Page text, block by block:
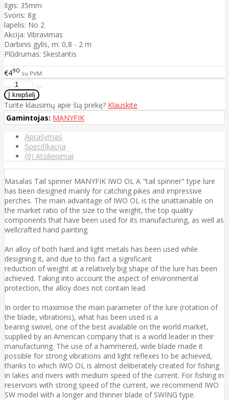
Ilgis: 35mm
Svoris: 8g
lapelis: No 2
Akcija: Vibravimas
Darbinis gylis, m: 0,8 - 2 m
Plūdrumas: Skestantis
€490 su PVM
Turite klausimų apie šią prekę? Klauskite
Gamintojas: MANYFIK
Aprašymas
Specifikacija
(0) Atsiliepimai
Masalas Tail spinner MANYFIK IWO OL A "tail spinner" type lure
has been designed mainly for catching pikes and impressive
perches. The main advantage of IWO OL is the unattainable on
the market ratio of the size to the weight, the top quality
components that have been used for its manufacturing, as well as
wellcrafted hand painting.
An alloy of both hard and light metals has been used while
designing it, and due to this fact a significant
reduction of weight at a relatively big shape of the lure has been
achieved. Taking into account the aspect of environmental
protection, the alloy does not contain lead.
In order to maximise the main parameter of the lure (rotation of
the blade, vibrations), what has been used is a
bearing swivel, one of the best available on the world market,
supplied by an American company that is a world leader in their
manufacturing. The use of a hammered, wide blade made it
possible for strong vibrations and light reflexes to be achieved,
thanks to which IWO OL is almost deliberately created for fishing
in lakes and rivers with medium speed of the current. For fishing in
reservoirs with strong speed of the current, we recommend IWO
SW model with a longer and thinner blade of SWING type.